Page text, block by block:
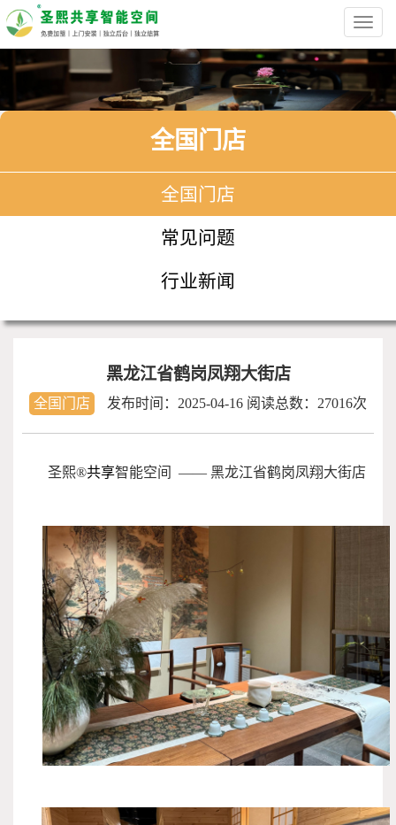
全国门店
全国门店
常见问题
行业新闻
黑龙江省鹤岗凤翔大街店
全国门店 发布时间： 2025-04-16 阅读总数：27016次
圣熙®共享智能空间 —— 黑龙江省鹤岗凤翔大街店